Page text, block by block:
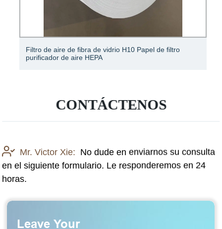
Filtro de aire de fibra de vidrio H10 Papel de filtro
purificador de aire HEPA
CONTÁCTENOS
Mr. Victor Xie: No dude en enviarnos su consulta
en el siguiente formulario. Le responderemos en 24
horas.